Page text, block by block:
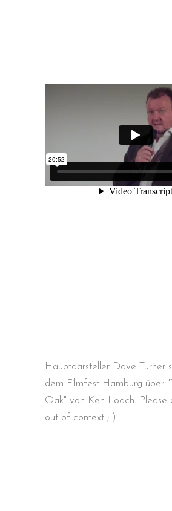
Hauptdarsteller Dave Turner
dem Filmfest Hamburg über
Oak" von Ken Loach. Please
out of context ;-)